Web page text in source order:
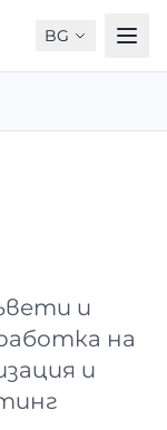
BG
и
на
и